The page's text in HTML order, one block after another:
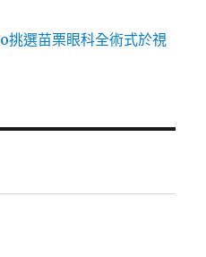
選苗栗眼科全術式於視